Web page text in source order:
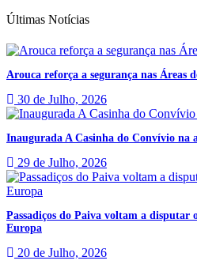
Últimas Notícias
Arouca reforça a segurança nas Áreas
30 de Julho, 2026
Inaugurada A Casinha do Convívio na
29 de Julho, 2026
Passadiços do Paiva voltam a disputar
Europa
20 de Julho, 2026